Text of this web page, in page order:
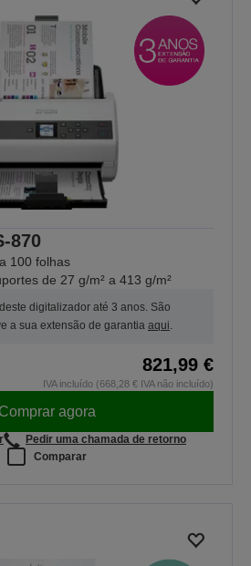
870
100 folhas
de 27 g/m² a 413 g/m²
digitalizador até 3 anos. São
a sua extensão de garantia aqui.
821,99 €
IVA incluído (668,28 € IVA não incluído)
Comprar agora
Pedir uma chamada de retorno
Comparar